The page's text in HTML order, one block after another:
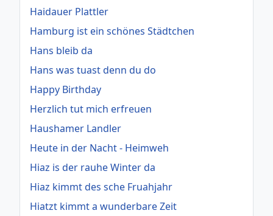
Haidauer Plattler
Hamburg ist ein schönes Städtchen
Hans bleib da
Hans was tuast denn du do
Happy Birthday
Herzlich tut mich erfreuen
Haushamer Landler
Heute in der Nacht - Heimweh
Hiaz is der rauhe Winter da
Hiaz kimmt des sche Fruahjahr
Hiatzt kimmt a wunderbare Zeit